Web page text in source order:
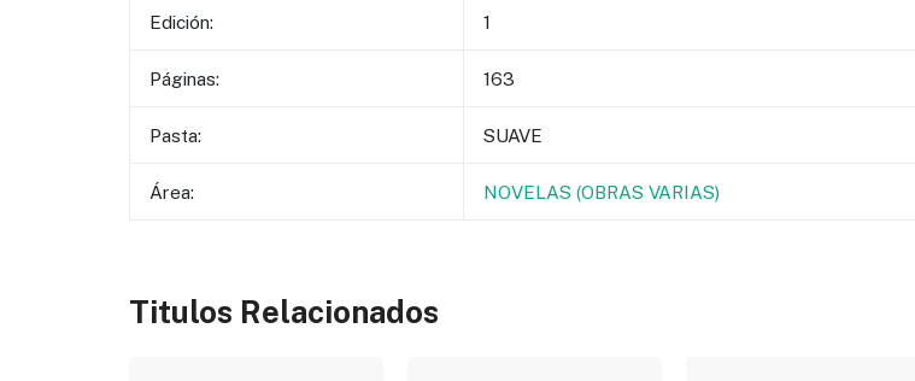
Edición: 1
Páginas: 163
Pasta: SUAVE
Área: NOVELAS (OBRAS VARIAS)
Titulos Relacionados